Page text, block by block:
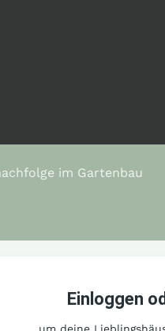
im Gartenbau
Einloggen
um deine